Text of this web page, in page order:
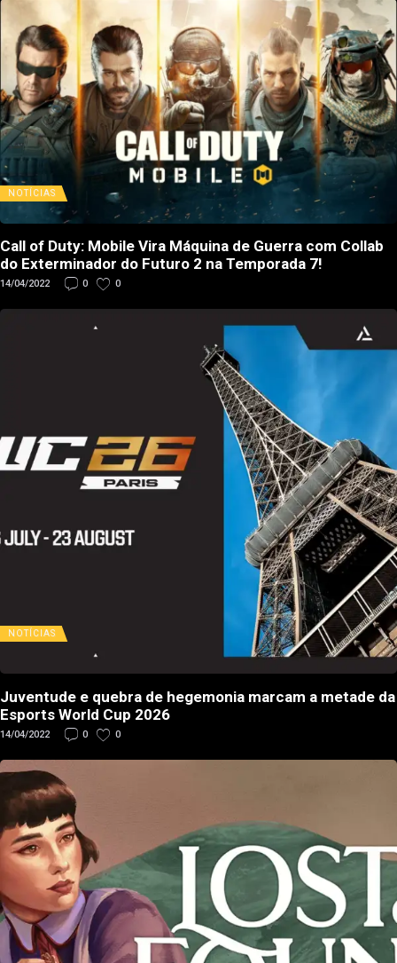
NOTÍCIAS
Call of Duty: Mobile Vira Máquina de Guerra com Collab
do Exterminador do Futuro 2 na Temporada 7!
14/04/2022 0 0
NOTÍCIAS
Juventude e quebra de hegemonia marcam a metade da
Esports World Cup 2026
14/04/2022 0 0